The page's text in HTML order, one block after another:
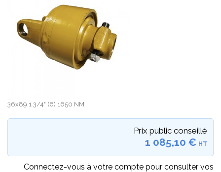
36x89 1 3/4" (6) 1650 NM
Prix public conseillé
1 085,10 € HT
Connectez-vous à votre compte pour consulter vos